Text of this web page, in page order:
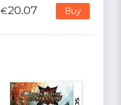
€20.07 Buy